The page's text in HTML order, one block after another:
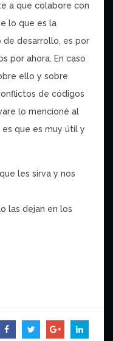
a que colabore con
lo que es la
de desarrollo, es por
por ahora. En caso
ello y sobre
de códigos
lo mencioné al
que es muy útil y
les sirva y nos
las dejan en los